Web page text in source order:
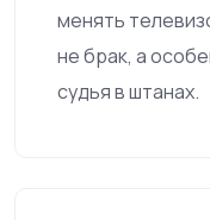
менять
не брак, а
судья в штанах.